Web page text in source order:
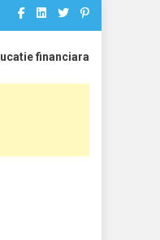
financiara